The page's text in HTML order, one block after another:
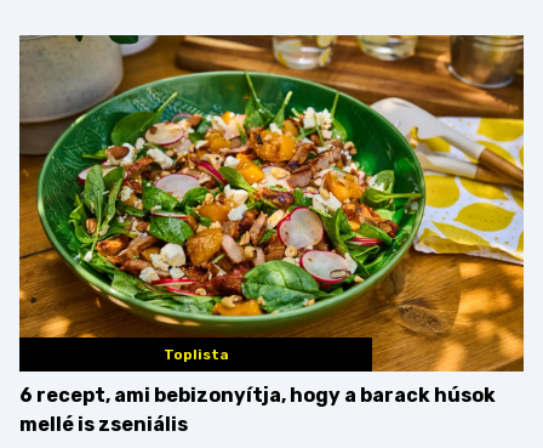
Toplista
6 recept, ami bebizonyítja, hogy a barack húsok
mellé is zseniális